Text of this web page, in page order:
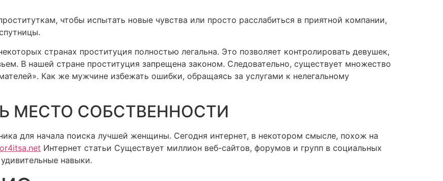
чтобы испытать новые чувства или просто расслабиться в приятной компании,
странах проституция полностью легальна. Это позволяет контролировать девушек,
В нашей стране проституция запрещена законом. Следовательно, существует множество
Как же мужчине избежать ошибки, обращаясь за услугами к нелегальному
МЕСТО СОБСТВЕННОСТИ
для начала поиска лучшей женщины. Сегодня интернет, в некотором смысле, похож на
Интернет статьи Существует миллион веб-сайтов, форумов и групп в социальных
навыки.